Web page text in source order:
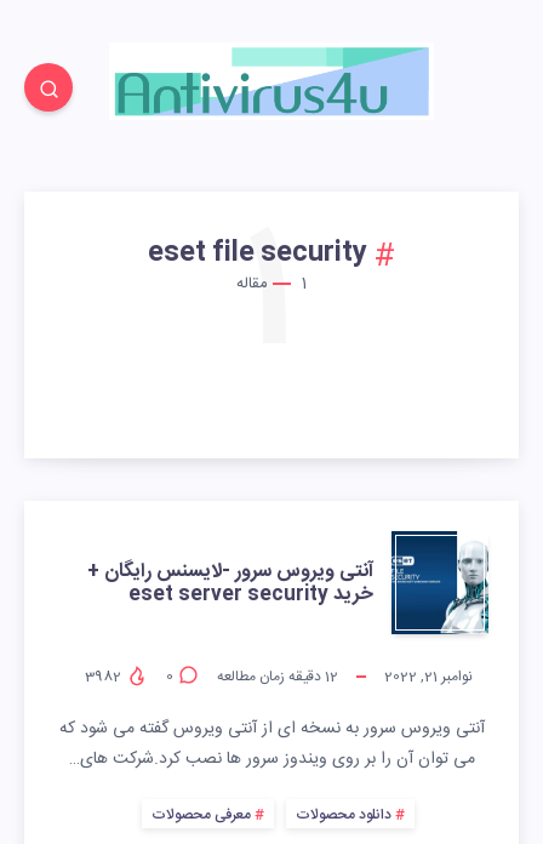
eset file security
1 مقاله
1
آنتی ویروس سرور -لایسنس رایگان +
خرید eset server security
نوامبر 21, 2022 12دقیقه زمان مطالعه 0
آنتی ویروس سرور به نسخه ای از آنتی ویروس گفته می شود که
می توان آن را بر روی ویندوز سرور ها نصب کرد.شرکت های…
دانلود محصولات معرفی محصولات